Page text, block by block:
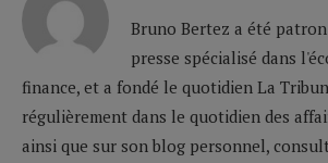
Bruno Bertez a été
presse spécialisé dans
finance, et a fondé le quotidien La
régulièrement dans le quotidien des
ainsi que sur son blog personnel,